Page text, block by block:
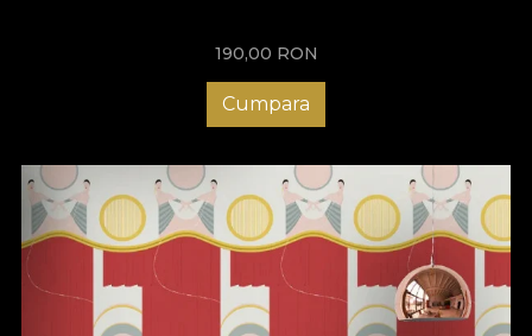
Designul Art Deco te transpune intr-un alt timp, unul al
emanciparii. Acolo unde simtul modei si al frumosului reprezinta
o calitate intrinseca a omului de atunci. Mediului in care el isi
desfasura activitatea fiind o extensie a acestuia. Colectia
personalitatea in orice spatiu ales!
190,00 RON
Cumpara